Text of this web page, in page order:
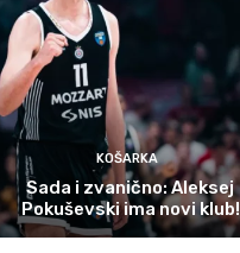
KOŠARKA
Sada i zvanično: Aleksej
Pokuševski ima novi klub!